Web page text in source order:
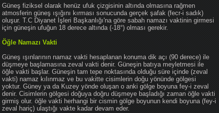
Güneş fiziksel olarak henüz ufuk çizgisinin altında olmasına rağmen
atmosferin güneş ışığını kırması sonucunda gerçek şafak (fecr-i sadık)
oluşur. T.C Diyanet İşleri Başkanlığı'na göre sabah namazı vaktinin girmesi
için güneşin ufuğun 18 derece altında (-18°) olması gerekir.
Öğle Namazı Vakti
Güneş ışınlarının namaz vakti hesaplanan konuma dik açı (90 derece) ile
düşmeye başlamasına zeval vakti denir. Güneşin batıya meyletmesi ile
öğle vakti başlar. Güneşin tam tepe noktasında olduğu süre içinde (zeval
vakti) namaz kılınmaz ve bu vakitte cisimlerin doğu yönünde gölgesi
yoktur. Güney ya da Kuzey yönde oluşan o anki gölge boyuna fey-i zeval
denir. Cisimlerin gölgesi doğuya doğru düşmeye başladığı zaman öğle vakti
girmiş olur. öğle vakti herhangi bir cismin gölge boyunun kendi boyuna (fey-i
zeval hariç) ulaştığı vakte kadar devam eder.